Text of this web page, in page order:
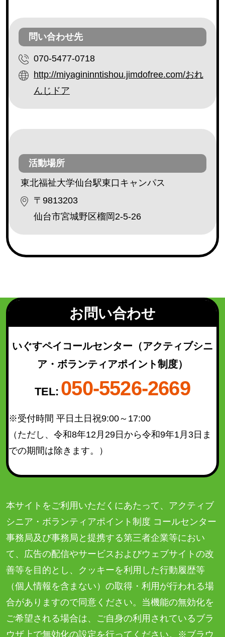
安否確認（配達ボランティア等）(162)
調理ボランティア
障害のある方の作業補助
外出補助
(173)
地区・エリア
青葉区(111)
宮城野区(77)
若林区(49)
太白区(93)
泉区
検索結果を表示
問い合わせ先
070-5477-0718
http://miyagininntishou.jimdofree.com/おれ
んじドア
活動場所
東北福祉大学仙台駅東口キャンパス
〒9813203
仙台市宮城野区榴岡2-5-26
お問い合わせ
いぐすペイコールセンター （アクティブシニ
ア・ボランティアポイント制度）
TEL: 050-5526-2669
※受付時間 平日土日祝9:00～17:00
（ただし、令和8年12月29日から令和9年1月3日ま
での期間は除きます。）
本サイトをご利用いただくにあたって、アクティブ
シニア・ボランティアポイント制度 コールセンター
事務局及び事務局と提携する第三者企業等におい
て、広告の配信やサービスおよびウェブサイトの改
善等を目的とし、クッキーを利用した行動履歴等
（個人情報を含まない）の取得・利用が行われる場
合がありますので同意ください。当機能の無効化を
ご希望される場合は、ご自身の利用されているブラ
ウザ上で無効化の設定を行ってください。※ブラウ